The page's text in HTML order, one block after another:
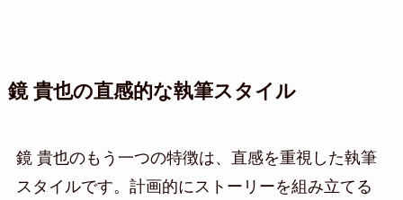
鏡 貴也の直感的な執筆スタイル
鏡 貴也のもう一つの特徴は、直感を重視した執筆
スタイルです。計画的にストーリーを組み立てる